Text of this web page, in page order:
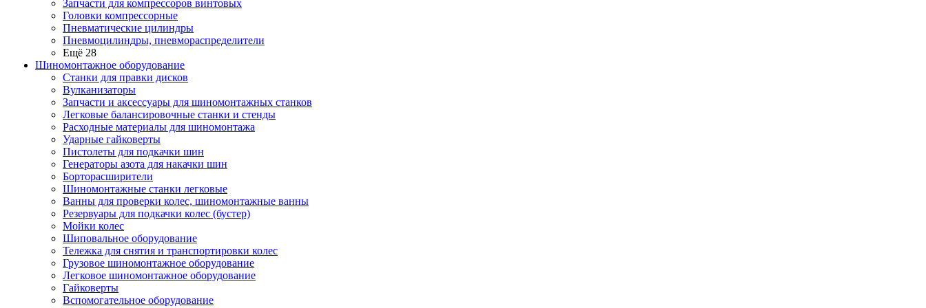
Запчасти для компрессоров винтовых
Головки компрессорные
Пневматические цилиндры
Пневмоцилиндры, пневмораспределители
Ещё 28
Шиномонтажное оборудование
Станки для правки дисков
Вулканизаторы
Запчасти и аксессуары для шиномонтажных станков
Легковые балансировочные станки и стенды
Расходные материалы для шиномонтажа
Ударные гайковерты
Пистолеты для подкачки шин
Генераторы азота для накачки шин
Борторасширители
Шиномонтажные станки легковые
Ванны для проверки колес, шиномонтажные ванны
Резервуары для подкачки колес (бустер)
Мойки колес
Шиповальное оборудование
Тележка для снятия и транспортировки колес
Грузовое шиномонтажное оборудование
Легковое шиномонтажное оборудование
Гайковерты
Вспомогательное оборудование